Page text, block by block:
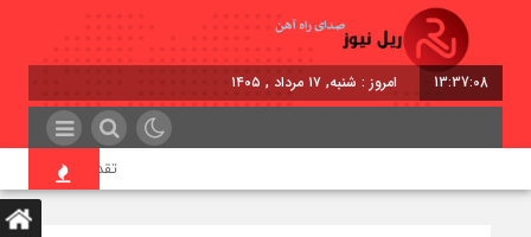
13:37:09 امروز : شنبه, ۱۷ مرداد , ۱۴۰۵
تقدیر معاون اول